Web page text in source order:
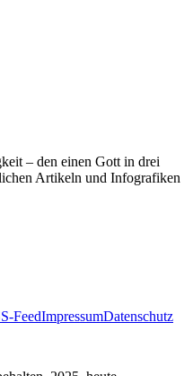
– den einen Gott in drei
Artikeln und Infografiken
FeedImpressumDatenschutz